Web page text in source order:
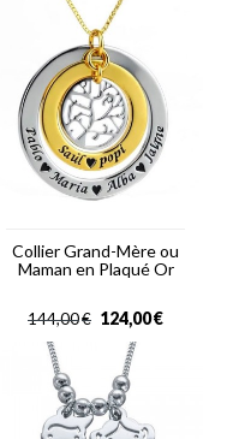
Collier Grand-Mère ou
Maman en Plaqué Or
€
144,00 €
124,00